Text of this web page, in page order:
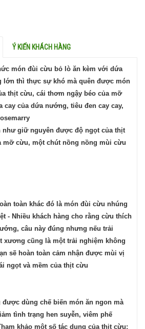
Ý KIẾN KHÁCH HÀNG
món đùi cừu bỏ lò ăn kèm với dứa
lớn thì thực sự khó mà quên được món
thịt cừu, cái thơm ngậy béo của mỡ
cay của dứa nướng, tiêu đen cay cay,
giữ nguyên được độ ngọt của thịt
mỡ cừu, một chút nồng nồng mùi cừu
toàn khác đó là món đùi cừu nhúng
- Nhiều khách hàng cho rằng cừu thích
câu này đúng nhưng nếu trải
xương cũng là một trải nghiệm không
sẽ hoàn toàn cảm nhận được mùi vị
ngọt và mềm của thịt cừu
dùng chế biến món ăn ngon mà
tình trạng hen suyễn, viêm phế
khảo một số tác dụng của thịt cừu: